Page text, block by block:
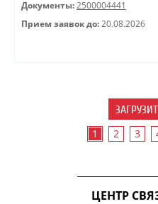
Документы: 2500004441
Прием заявок до: 20.08.2026
1 2 3
ЦЕНТР